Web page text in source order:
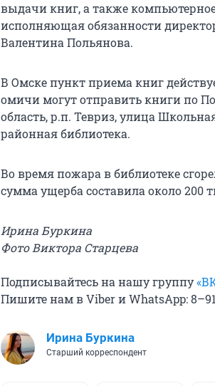
выдачи книг, а также
исполняющая обязанности
Валентина Польянова.
В Омске пункт приема книг
омичи могут отправить книги по
область, р.п. Тевриз, улица
районная библиотека.
Во время пожара в библиотеке
сумма ущерба составила около 200
Ирина Буркина
Фото Виктора Старцева
Подписывайтесь на нашу группу
Пишите нам в Viber и WhatsApp:
Ирина Буркина
Старший корреспондент